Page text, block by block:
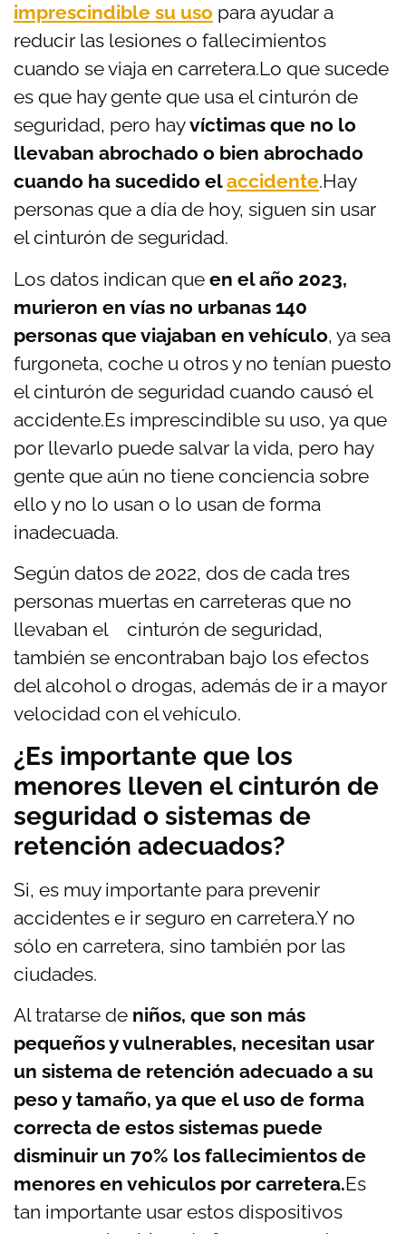
imprescindible su uso para ayudar a
reducir las lesiones o fallecimientos
cuando se viaja en carretera.Lo que sucede
es que hay gente que usa el cinturón de
seguridad, pero hayvíctimas que no lo
llevaban abrochado o bien abrochado
cuando ha sucedido elaccidente.Hay
personas que a día de hoy, siguen sin usar
el cinturón de seguridad.
Los datos indican que en el año 2023,
murieron en vías no urbanas 140
personas que viajaban en vehículo, ya sea
furgoneta, coche u otros y no tenían puesto
el cinturón de seguridad cuando causó el
accidente.Es imprescindible su uso, ya que
por llevarlo puede salvar la vida, pero hay
gente que aún no tiene conciencia sobre
ello y no lo usan o lo usan de forma
inadecuada.
Según datos de 2022, dos de cada tres
personas muertas en carreteras que no
llevaban el cinturón de seguridad,
también se encontraban bajo los efectos
del alcohol o drogas, además de ir a mayor
velocidad con el vehículo.
¿Es importante que los
menores lleven el cinturón de
seguridad o sistemas de
retención adecuados?
Si, es muy importante para prevenir
accidentes e ir seguro en carretera.Y no
sólo en carretera, sino también por las
ciudades.
Al tratarse de niños, que son más
pequeños y vulnerables, necesitan usar
un sistema de retención adecuado a su
peso y tamaño, ya que el uso de forma
correcta de estos sistemas puede
disminuir un 70% los fallecimientos de
menores en vehiculos por carretera.Es
tan importante usar estos dispositivos